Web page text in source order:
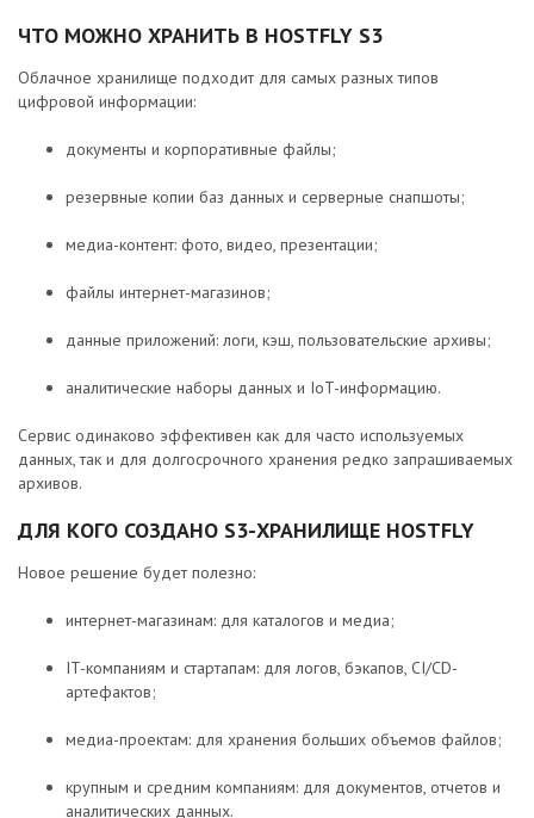
ЧТО МОЖНО ХРАНИТЬ В HOSTFLY S3
Облачное хранилище подходит для самых разных типов
цифровой информации:
документы и корпоративные файлы;
резервные копии баз данных и серверные снапшоты;
медиа-контент: фото, видео, презентации;
файлы интернет-магазинов;
данные приложений: логи, кэш, пользовательские архивы;
аналитические наборы данных и IoT-информацию.
Сервис одинаково эффективен как для часто используемых
данных, так и для долгосрочного хранения редко запрашиваемых
архивов.
ДЛЯ КОГО СОЗДАНО S3-ХРАНИЛИЩЕ HOSTFLY
Новое решение будет полезно:
интернет-магазинам: для каталогов и медиа;
IT-компаниям и стартапам: для логов, бэкапов, CI/CD-
артефактов;
медиа-проектам: для хранения больших объемов файлов;
крупным и средним компаниям: для документов, отчетов и
аналитических данных.